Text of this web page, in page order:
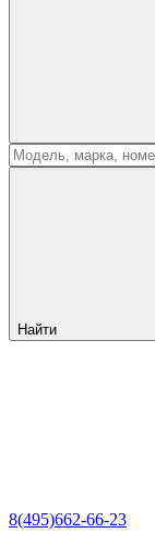
Найти
8(495)662-66-23